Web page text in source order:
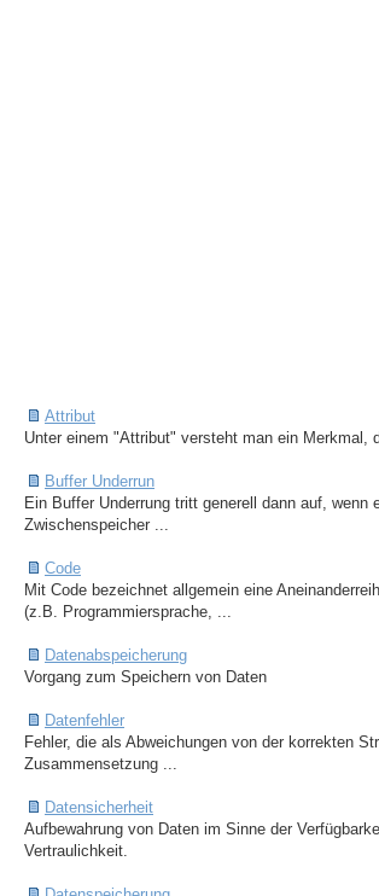
Attribut
Unter einem "Attribut" versteht man ein Merkmal,
Buffer Underrun
Ein Buffer Underrung tritt generell dann auf, wenn
Zwischenspeicher ...
Code
Mit Code bezeichnet allgemein eine
(z.B. Programmiersprache, ...
Datenabspeicherung
Vorgang zum Speichern von Daten
Datenfehler
Fehler, die als Abweichungen von der korrekten
Zusammensetzung ...
Datensicherheit
Aufbewahrung von Daten im Sinne der
Vertraulichkeit.